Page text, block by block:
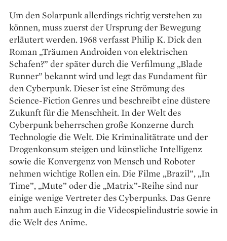
Um den Solarpunk allerdings richtig verstehen zu
können, muss zuerst der Ursprung der Bewegung
erläutert werden. 1968 verfasst Philip K. Dick den
Roman „Träumen Androiden von elektrischen
Schafen?” der später durch die Verfilmung „Blade
Runner” bekannt wird und legt das Fundament für
den Cyberpunk. Dieser ist eine Strömung des
Science-Fiction Genres und beschreibt eine düstere
Zukunft für die Menschheit. In der Welt des
Cyberpunk beherrschen große Konzerne durch
Technologie die Welt. Die Kriminalitätrate und der
Drogenkonsum steigen und künstliche Intelligenz
sowie die Konvergenz von Mensch und Roboter
nehmen wichtige Rollen ein. Die Filme „Brazil”, „In
Time”, „Mute” oder die „Matrix”-Reihe sind nur
einige wenige Vertreter des Cyberpunks. Das Genre
nahm auch Einzug in die Videospielindustrie sowie in
die Welt des Anime.